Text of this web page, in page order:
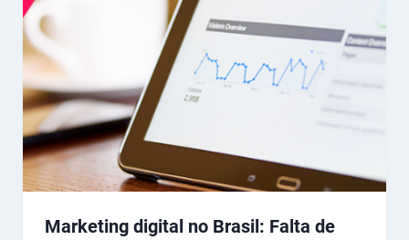
Marketing digital no Brasil: Falta de